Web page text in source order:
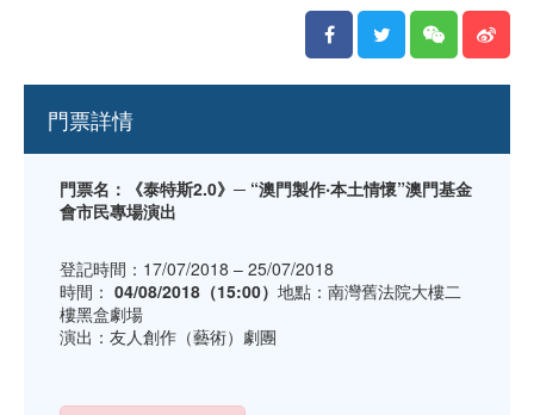
門票詳情
門票名：《泰特斯2.0》─ “澳門製作‧本土情懷”澳門基金
會市民專場演出
登記時間：17/07/2018 – 25/07/2018
時間： 04/08/2018（15:00） 地點：南灣舊法院大樓二
樓黑盒劇場
演出：友人創作（藝術）劇團